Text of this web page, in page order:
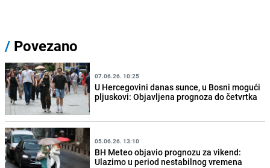
/ Povezano
07.06.26. 10:25
U Hercegovini danas sunce, u Bosni mogući
pljuskovi: Objavljena prognoza do četvrtka
05.06.26. 13:10
BH Meteo objavio prognozu za vikend:
Ulazimo u period nestabilnog vremena